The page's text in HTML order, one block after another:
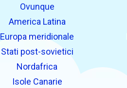
Ovunque
America Latina
Europa meridionale
Stati post-sovietici
Nordafrica
Isole Canarie